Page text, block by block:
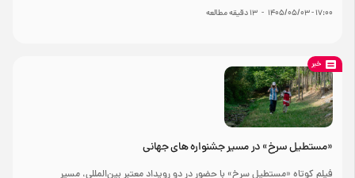
۱۷:۰۰ - ۱۴۰۵/۰۵/۰۳ - ۱۳دقیقه مطالعه
خبر
«مستطیل سرخ» در مسیر جشنواره های جهانی
فیلم کوتاه «مستطیل سرخ» با حضور در دو رویداد معتبر بین‌المللی، مسیر